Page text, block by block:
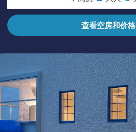
查看空房和价格